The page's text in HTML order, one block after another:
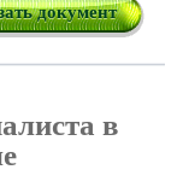
документ
в